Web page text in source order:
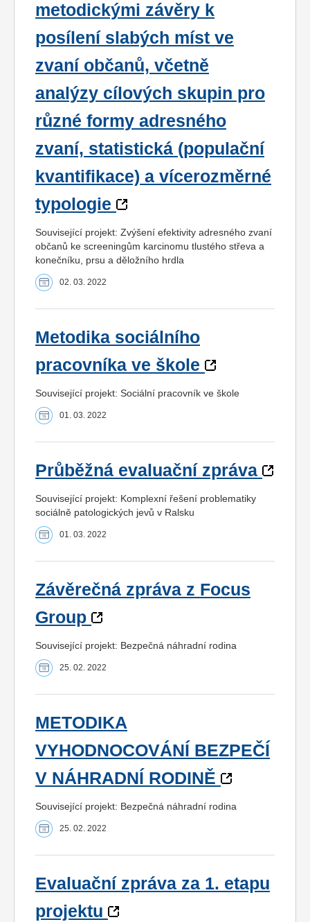
metodickými závěry k
posílení slabých míst ve
zvaní občanů, včetně
analýzy cílových skupin pro
různé formy adresného
zvaní, statistická (populační
kvantifikace) a vícerozměrné
typologie
Související projekt: Zvýšení efektivity adresného zvaní
občanů ke screeningům karcinomu tlustého střeva a
konečníku, prsu a děložního hrdla
02. 03. 2022
Metodika sociálního
pracovníka ve škole
Související projekt: Sociální pracovník ve škole
01. 03. 2022
Průběžná evaluační zpráva
Související projekt: Komplexní řešení problematiky
sociálně patologických jevů v Ralsku
01. 03. 2022
Závěrečná zpráva z Focus
Group
Související projekt: Bezpečná náhradní rodina
25. 02. 2022
METODIKA
VYHODNOCOVÁNÍ BEZPEČÍ
V NÁHRADNÍ RODINĚ
Související projekt: Bezpečná náhradní rodina
25. 02. 2022
Evaluační zpráva za 1. etapu
projektu